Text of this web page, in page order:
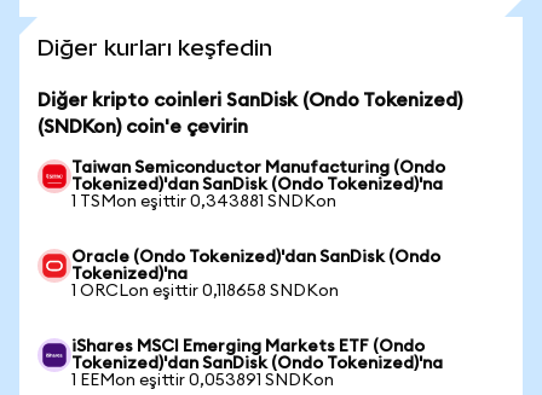
Diğer kurları keşfedin
Diğer kripto coinleri SanDisk (Ondo Tokenized)
(SNDKon) coin'e çevirin
Taiwan Semiconductor Manufacturing (Ondo
Tokenized)'dan SanDisk (Ondo Tokenized)'na
1 TSMon eşittir 0,343881 SNDKon
Oracle (Ondo Tokenized)'dan SanDisk (Ondo
Tokenized)'na
1 ORCLon eşittir 0,118658 SNDKon
iShares MSCI Emerging Markets ETF (Ondo
Tokenized)'dan SanDisk (Ondo Tokenized)'na
1 EEMon eşittir 0,053891 SNDKon